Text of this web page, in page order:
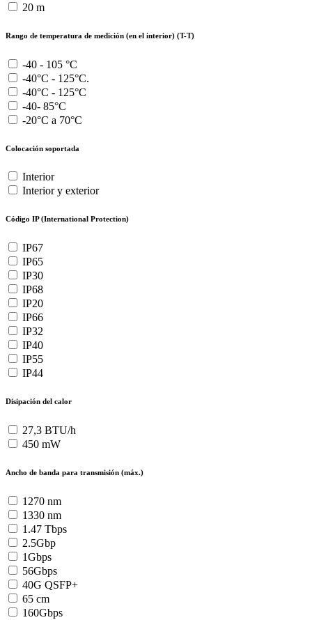
20 m
Rango de temperatura de medición (en el interior) (T-T)
-40 - 105 °C
-40°C - 125°C.
-40°C - 125°C
-40- 85°C
-20°C a 70°C
Colocación soportada
Interior
Interior y exterior
Código IP (International Protection)
IP67
IP65
IP30
IP68
IP20
IP66
IP32
IP40
IP55
IP44
Disipación del calor
27,3 BTU/h
450 mW
Ancho de banda para transmisión (máx.)
1270 nm
1330 nm
1.47 Tbps
2.5Gbp
1Gbps
56Gbps
40G QSFP+
65 cm
160Gbps